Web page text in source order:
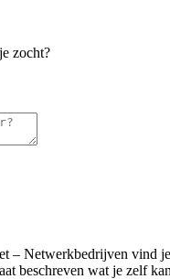
zocht?
– Netwerkbedrijven vind
beschreven wat je zelf